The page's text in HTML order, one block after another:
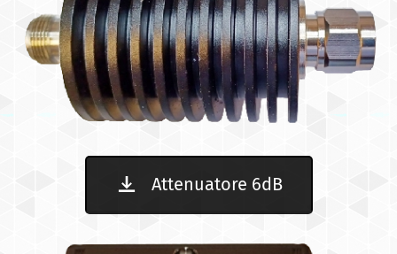
Attenuatore 6dB